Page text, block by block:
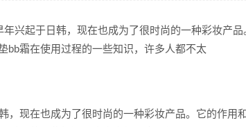
年兴起于日韩，现在也成为了很时尚的一种彩妆产
bb霜在使用过程的一些知识，许多人都不太
，现在也成为了很时尚的一种彩妆产品。它的作用